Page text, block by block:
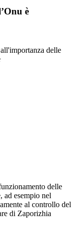
è
delle
delle
ad esempio nel
al controllo del
di Zaporizhia